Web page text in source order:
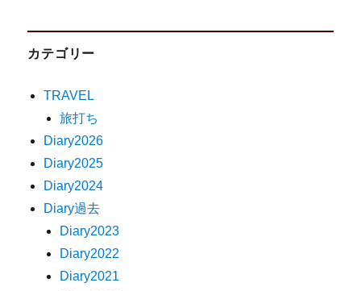
カテゴリー
TRAVEL
旅打ち
Diary2026
Diary2025
Diary2024
Diary過去
Diary2023
Diary2022
Diary2021